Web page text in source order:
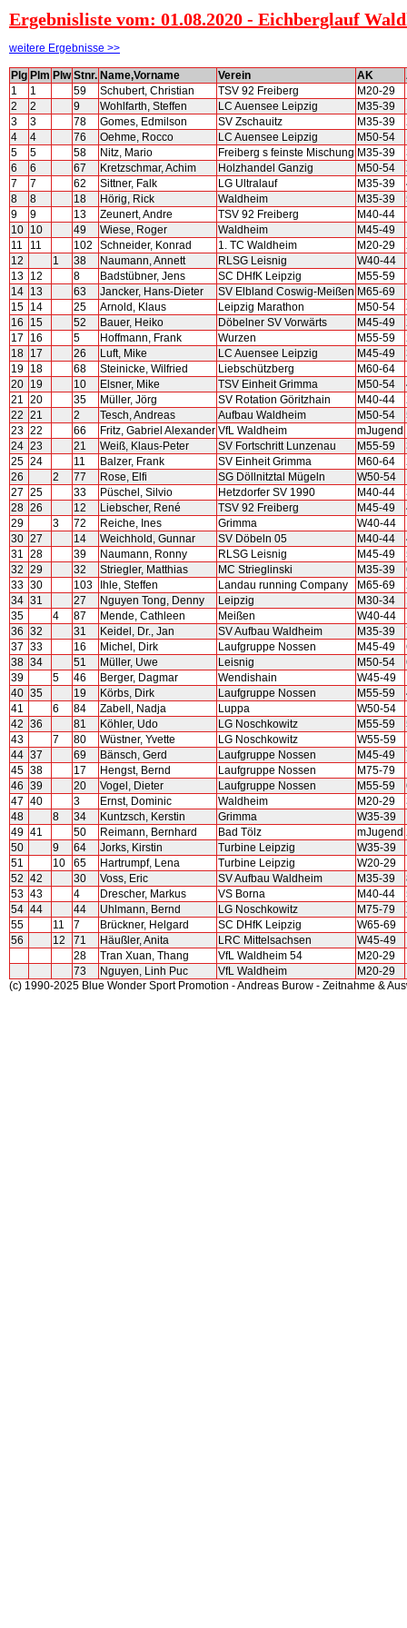
Ergebnisliste vom: 01.08.2020 - Eichberglauf
weitere Ergebnisse >>
Plg Plm Plw Stnr. Name,Vorname Verein AK
1
1 59 Schubert, Christian TSV 92 Freiberg M20-29
2
2 9 Wohlfarth, Steffen LC Auensee Leipzig M35-39
3
3 78 Gomes, Edmilson SV Zschauitz M35-39
4
4 76 Oehme, Rocco LC Auensee Leipzig M50-54
5
5 58 Nitz, Mario Freiberg s feinste Mischung M35-39
6
6 67 Kretzschmar, Achim Holzhandel Ganzig M50-54
7
7 62 Sittner, Falk LG Ultralauf M35-39
8
8 18 Hörig, Rick Waldheim M35-39
9
9 13 Zeunert, Andre TSV 92 Freiberg M40-44
10 10 49 Wiese, Roger Waldheim M45-49
11
11 102 Schneider, Konrad 1. TC Waldheim M20-29
12
1 38 Naumann, Annett RLSG Leisnig
W40-44
13 12 8 Badstübner, Jens SC DHfK Leipzig M55-59
14 13 63 Jancker, Hans-Dieter SV Elbland Coswig-Meißen M65-69
15 14 25 Arnold, Klaus Leipzig Marathon M50-54
16
15 52 Bauer, Heiko Döbelner SV Vorwärts M45-49
17
16 5 Hoffmann, Frank Wurzen M55-59
18 17 26 Luft, Mike LC Auensee Leipzig M45-49
19 18 68 Steinicke, Wilfried Liebschützberg M60-64
20 19 10 Elsner, Mike TSV Einheit Grimma M50-54
21 20 35 Müller, Jörg SV Rotation Göritzhain M40-44
22 21 2 Tesch, Andreas Aufbau Waldheim M50-54
23 22 66 Fritz, Gabriel Alexander VfL Waldheim mJugend
24 23 21 Weiß, Klaus-Peter SV Fortschritt Lunzenau M55-59
25 24 11 Balzer, Frank SV Einheit Grimma M60-64
26
2 77 Rose, Elfi SG Döllnitztal Mügeln
W50-54
27 25 33 Püschel, Silvio Hetzdorfer SV 1990 M40-44
28 26 12 Liebscher, René TSV 92 Freiberg M45-49
29
3 72 Reiche, Ines Grimma
W40-44
30 27 14 Weichhold, Gunnar SV Döbeln 05 M40-44
31 28 39 Naumann, Ronny RLSG Leisnig M45-49
32 29 32 Striegler, Matthias MC Strieglinski M35-39
33 30 103 Ihle, Steffen Landau running Company M65-69
34 31 27 Nguyen Tong, Denny Leipzig M30-34
35
4 87 Mende, Cathleen Meißen
W40-44
36 32 31 Keidel, Dr., Jan SV Aufbau Waldheim M35-39
37 33 16 Michel, Dirk Laufgruppe Nossen M45-49
38 34 51 Müller, Uwe Leisnig M50-54
39
5 46 Berger, Dagmar Wendishain
W45-49
40 35 19 Körbs, Dirk Laufgruppe Nossen M55-59
41
6 84 Zabell, Nadja Luppa
W50-54
42 36 81 Köhler, Udo LG Noschkowitz M55-59
43
7 80 Wüstner, Yvette LG Noschkowitz
W55-59
44 37 69 Bänsch, Gerd Laufgruppe Nossen M45-49
45 38 17 Hengst, Bernd Laufgruppe Nossen M75-79
46 39 20 Vogel, Dieter Laufgruppe Nossen M55-59
47 40 3 Ernst, Dominic Waldheim M20-29
48
8 34 Kuntzsch, Kerstin Grimma
W35-39
49 41 50 Reimann, Bernhard Bad Tölz mJugend
50
9 64 Jorks, Kirstin Turbine Leipzig
W35-39
51
10 65 Hartrumpf, Lena Turbine Leipzig
W20-29
52 42 30 Voss, Eric SV Aufbau Waldheim M35-39
53 43 4 Drescher, Markus VS Borna M40-44
54 44 44 Uhlmann, Bernd LG Noschkowitz M75-79
55
11 7 Brückner, Helgard SC DHfK Leipzig
W65-69
56
12 71 Häußler, Anita LRC Mittelsachsen
W45-49
28
Tran Xuan, Thang VfL Waldheim 54
M20-29
73
Nguyen, Linh Puc VfL Waldheim
M20-29
(c) 1990-2025 Blue Wonder Sport Promotion - Andreas Burow - Zeitnahme &